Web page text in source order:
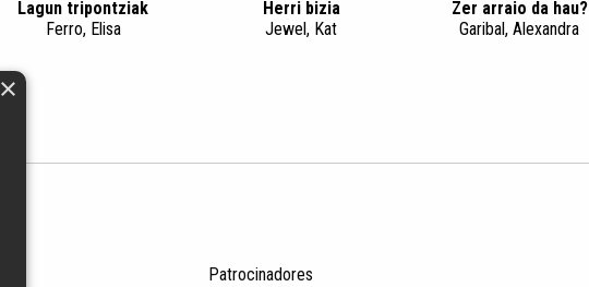
Lagun tripontziak
Ferro, Elisa
Herri bizia
Jewel, Kat
Zer arraio da hau?
Garibal, Alexandra
Patrocinadores
×